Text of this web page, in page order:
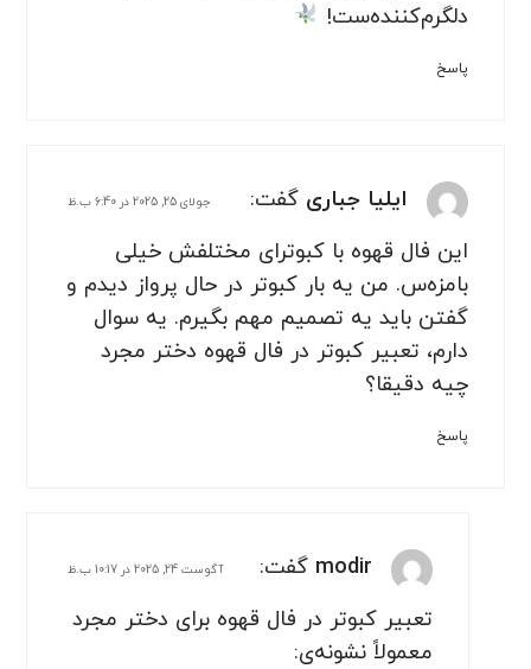
دلگرم‌کننده‌ست!
پاسخ
ایلیا جباری گفت: جولای 25, 2025 در 6:40 ب.ظ
این فال قهوه با کبوترای مختلفش خیلی
بامزه‌س. من یه بار کبوتر در حال پرواز دیدم و
گفتن باید یه تصمیم مهم بگیرم. یه سوال
دارم، تعبیر کبوتر در فال قهوه دختر مجرد
چیه دقیقا؟
پاسخ
modir گفت: آگوست 24, 2025 در 10:17 ب.ظ
تعبیر کبوتر در فال قهوه برای دختر مجرد
معمولاً نشونه‌ی: